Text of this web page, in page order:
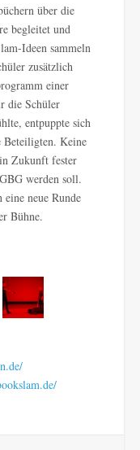
über die
begleitet und
Ideen sammeln
zusätzlich
einer
die Schüler
entpuppte sich
Keine
Zukunft fester
werden soll.
neue Runde
Bühne.